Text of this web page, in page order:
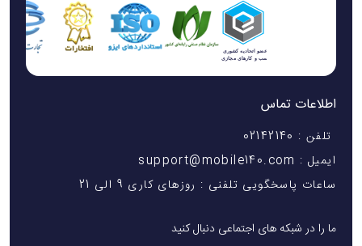
اطلاعات تماس
تلفن : 02142140
ایمیل : support@mobile140.com
ساعات پاسخگویی تلفنی : روزهای کاری 9 الی 21
ما را در شبکه های اجتماعی دنبال کنید